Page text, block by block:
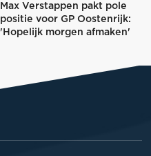
Max Verstappen pakt pole
positie voor GP Oostenrijk:
'Hopelijk morgen afmaken'